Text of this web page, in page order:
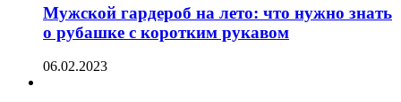
Мужской гардероб на лето: что нужно знать
о рубашке с коротким рукавом
06.02.2023